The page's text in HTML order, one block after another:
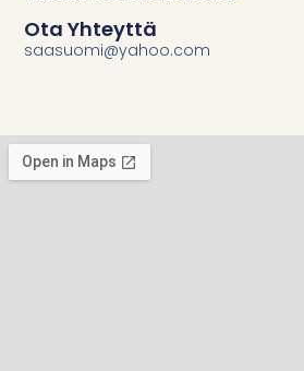
Ota Yhteyttä
saasuomi@yahoo.com